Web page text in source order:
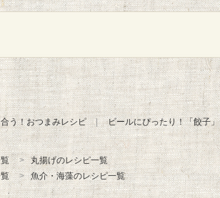
う！おつまみレシピ ビールにぴったり！「餃子」
丸揚げのレシピ一覧
魚介・海藻のレシピ一覧